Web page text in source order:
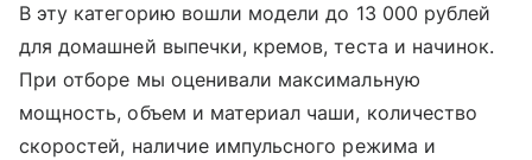
В эту категорию вошли модели до 13 000 рублей
для домашней выпечки, кремов, теста и начинок.
При отборе мы оценивали максимальную
мощность, объем и материал чаши, количество
скоростей, наличие импульсного режима и